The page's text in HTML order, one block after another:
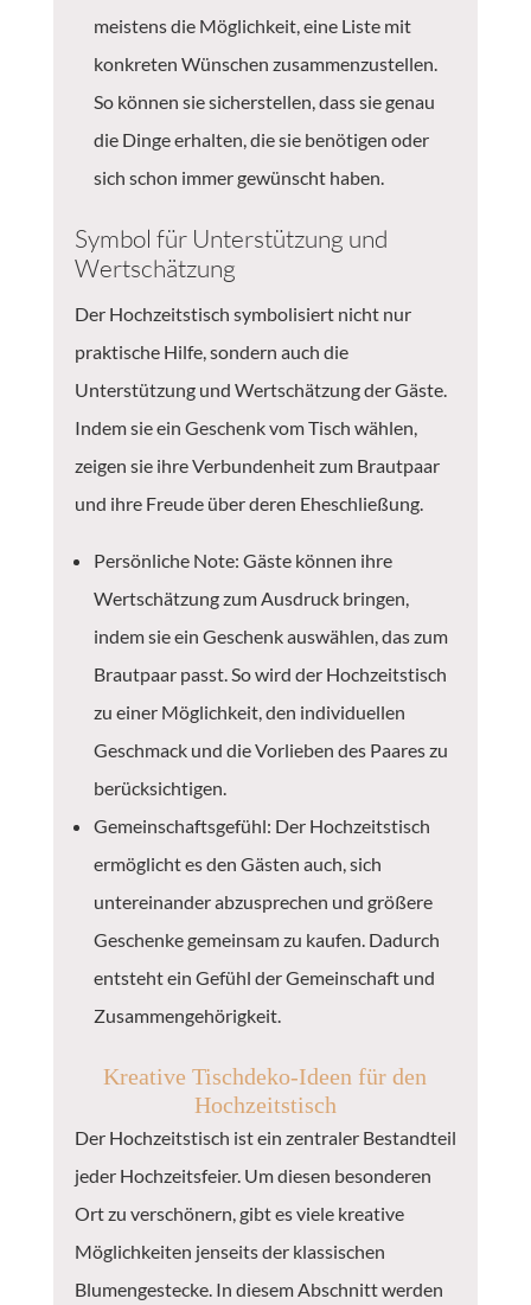
meistens die Möglichkeit, eine Liste mit
konkreten Wünschen zusammenzustellen.
So können sie sicherstellen, dass sie genau
die Dinge erhalten, die sie benötigen oder
sich schon immer gewünscht haben.
Symbol für Unterstützung und
Wertschätzung
Der Hochzeitstisch symbolisiert nicht nur
praktische Hilfe, sondern auch die
Unterstützung und Wertschätzung der Gäste.
Indem sie ein Geschenk vom Tisch wählen,
zeigen sie ihre Verbundenheit zum Brautpaar
und ihre Freude über deren Eheschließung.
Persönliche Note: Gäste können ihre
Wertschätzung zum Ausdruck bringen,
indem sie ein Geschenk auswählen, das zum
Brautpaar passt. So wird der Hochzeitstisch
zu einer Möglichkeit, den individuellen
Geschmack und die Vorlieben des Paares zu
berücksichtigen.
Gemeinschaftsgefühl: Der Hochzeitstisch
ermöglicht es den Gästen auch, sich
untereinander abzusprechen und größere
Geschenke gemeinsam zu kaufen. Dadurch
entsteht ein Gefühl der Gemeinschaft und
Zusammengehörigkeit.
Kreative Tischdeko-Ideen für den
Hochzeitstisch
Der Hochzeitstisch ist ein zentraler Bestandteil
jeder Hochzeitsfeier. Um diesen besonderen
Ort zu verschönern, gibt es viele kreative
Möglichkeiten jenseits der klassischen
Blumengestecke. In diesem Abschnitt werden